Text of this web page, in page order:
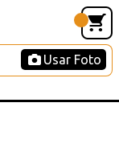
Usar Foto